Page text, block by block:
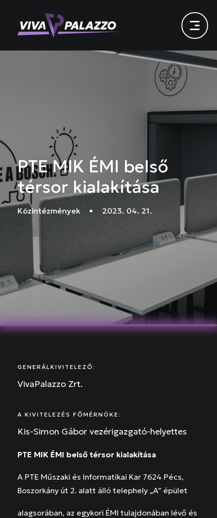
PTE MIK ÉMI belső
térsor kialakítása
Közintézmények • 2023. 04. 21.
GENERÁLKIVITELEZŐ:
VivaPalazzo Zrt.
A KIVITELEZÉS FŐMÉRNÖKE:
Kis-Simon Gábor vezérigazgató-helyettes
PTE MIK ÉMI belső térsor kialakítása
A PTE Műszaki és Informatikai Kar 7624 Pécs,
Boszorkány út 2. alatt álló telephely „A” épület
alagsorában, az egykori ÉMI tulajdonában lévő és